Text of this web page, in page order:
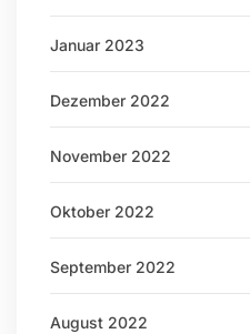
Januar 2023
Dezember 2022
November 2022
Oktober 2022
September 2022
August 2022